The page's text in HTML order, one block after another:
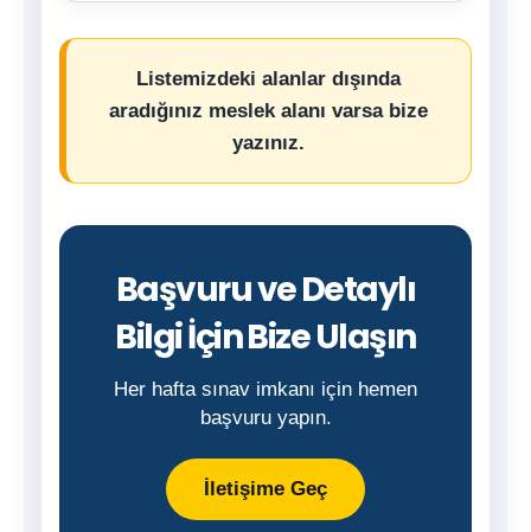
Listemizdeki alanlar dışında
aradığınız meslek alanı varsa bize
yazınız.
Başvuru ve Detaylı
Bilgi İçin Bize Ulaşın
Her hafta sınav imkanı için hemen
başvuru yapın.
İletişime Geç